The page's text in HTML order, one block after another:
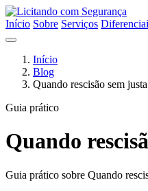
Início Sobre Serviços
Início
Blog
Quando rescisão sem
Guia prático
Quando
Guia prático sobre Quando